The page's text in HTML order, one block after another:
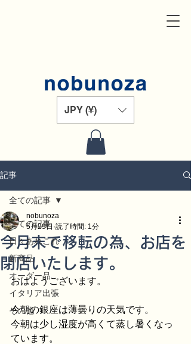
JPY (¥)
記事
全ての記事
日々あれこれ
新商品
オーダー品
イタリア出張
その他
全ての記事
今月末で移転の為、お店を
閉店いたします。
nobunoza
5月29日 読了時間: 1分
おはようございます。
今朝の銀座は薄曇りの天気です。
今朝は少し湿度が高くて蒸し暑くなっ
ています。